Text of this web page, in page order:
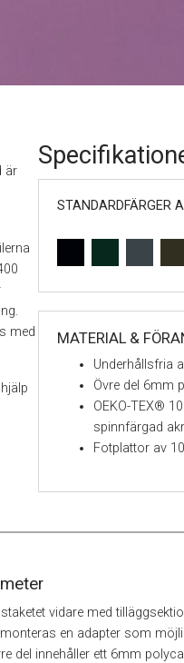
är
med
STANDARDFÄRGER
MATERIAL &
Underhållsfria
Övre del 6mm
OEKO-TEX®
spinnfärgad
Fotplattor av
vidare med
en adapter som
del innehåller ett 6mm